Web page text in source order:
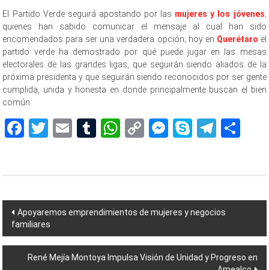
El Partido Verde seguirá apostando por las mujeres y los jóvenes
quienes han sabido comunicar el mensaje al cual han sido
encomendados para ser una verdadera opción; hoy en Querétaro el
partido verde ha demostrado por qué puede jugar en las mesas
electorales de las grandes ligas, que seguirán siendo aliados de la
próxima presidenta y que seguirán siendo reconocidos por ser gente
cumplida, unida y honesta en donde principalmente buscan el bien
común.
Facebook
Twitter
EmailTumblr
WhatsApp
CopyMessenger
Skype
Navegación
de
entradas
Apoyaremos emprendimientos de mujeres y negocios
familiares
René Mejía Montoya Impulsa Visión de Unidad y Progreso en